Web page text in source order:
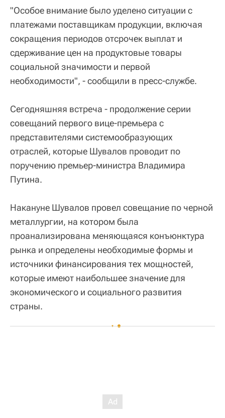
"Особое внимание было уделено ситуации с
платежами поставщикам продукции, включая
сокращения периодов отсрочек выплат и
сдерживание цен на продуктовые товары
социальной значимости и первой
необходимости", - сообщили в пресс-службе.
Сегодняшняя встреча - продолжение серии
совещаний первого вице-премьера с
представителями системообразующих
отраслей, которые Шувалов проводит по
поручению премьер-министра Владимира
Путина.
Накануне Шувалов провел совещание по черной
металлургии, на котором была
проанализирована меняющаяся конъюнктура
рынка и определены необходимые формы и
источники финансирования тех мощностей,
которые имеют наибольшее значение для
экономического и социального развития
страны.